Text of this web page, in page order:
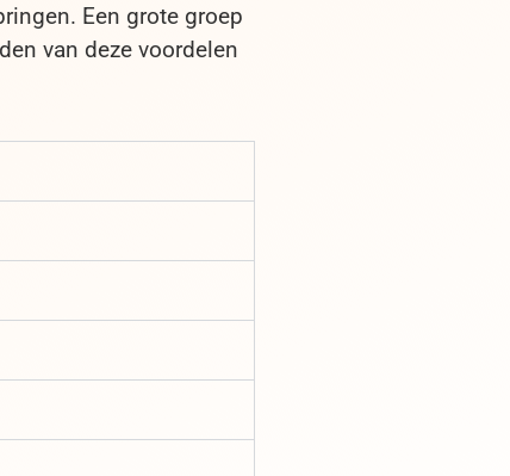
Een grote groep
van deze voordelen